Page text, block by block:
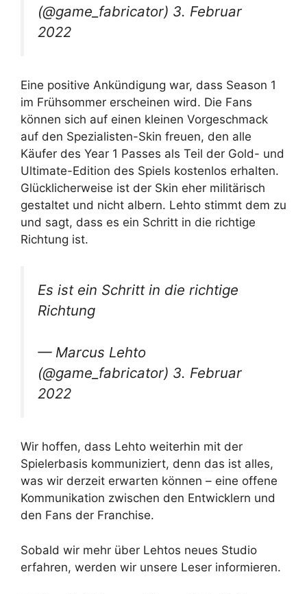
(@game_fabricator) 3. Februar
2022
Eine positive Ankündigung war, dass Season 1
im Frühsommer erscheinen wird. Die Fans
können sich auf einen kleinen Vorgeschmack
auf den Spezialisten-Skin freuen, den alle
Käufer des Year 1 Passes als Teil der Gold- und
Ultimate-Edition des Spiels kostenlos erhalten.
Glücklicherweise ist der Skin eher militärisch
gestaltet und nicht albern. Lehto stimmt dem zu
und sagt, dass es ein Schritt in die richtige
Richtung ist.
Es ist ein Schritt in die richtige
Richtung
— Marcus Lehto
(@game_fabricator) 3. Februar
2022
Wir hoffen, dass Lehto weiterhin mit der
Spielerbasis kommuniziert, denn das ist alles,
was wir derzeit erwarten können – eine offene
Kommunikation zwischen den Entwicklern und
den Fans der Franchise.
Sobald wir mehr über Lehtos neues Studio
erfahren, werden wir unsere Leser informieren.